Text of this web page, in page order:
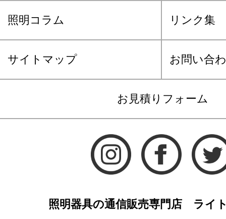
照明コラム リンク集
サイトマップ お問い合
お見積りフォーム
照明器具の通信販売専門店 ライ